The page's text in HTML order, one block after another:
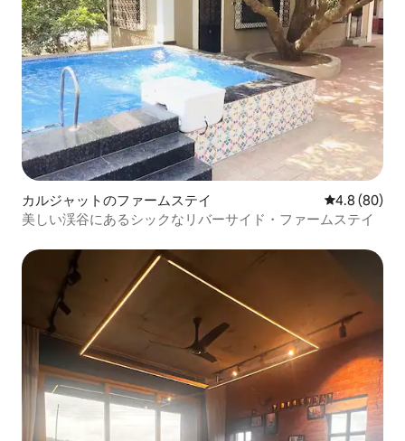
カルジャットのファームステイ レビュー80
4.8 (80)
美しい渓谷にあるシックなリバーサイド・ファームステイ